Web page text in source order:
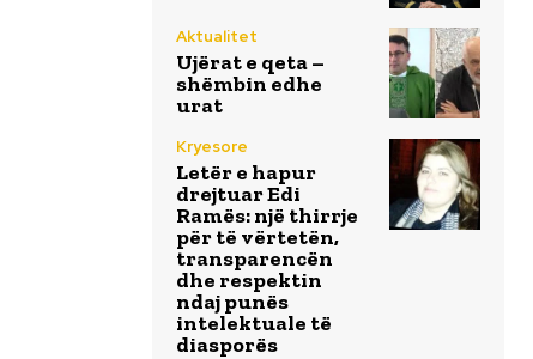
Aktualitet
Ujërat e qeta –
shëmbin edhe
urat
Kryesore
Letër e hapur
drejtuar Edi
Ramës: një thirrje
për të vërtetën,
transparencën
dhe respektin
ndaj punës
intelektuale të
diasporës